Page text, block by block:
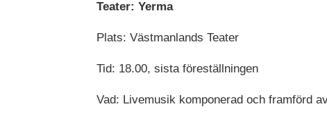
Teater: Yerma
Plats: Västmanlands Teater
Tid: 18.00, sista föreställningen
Vad: Livemusik komponerad och framförd